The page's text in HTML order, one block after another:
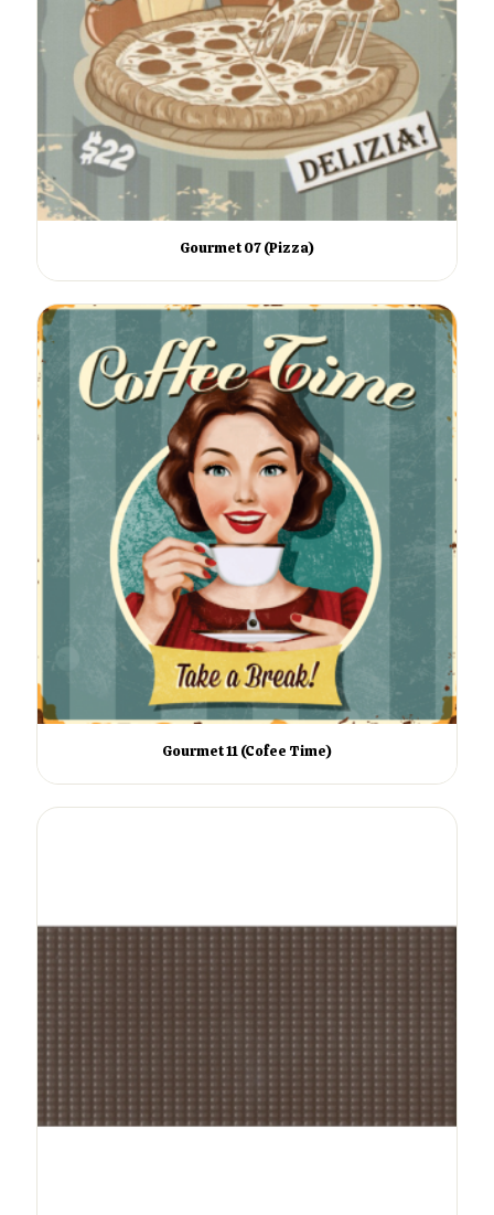
Gourmet 07 (Pizza)
Gourmet 11 (Cofee Time)